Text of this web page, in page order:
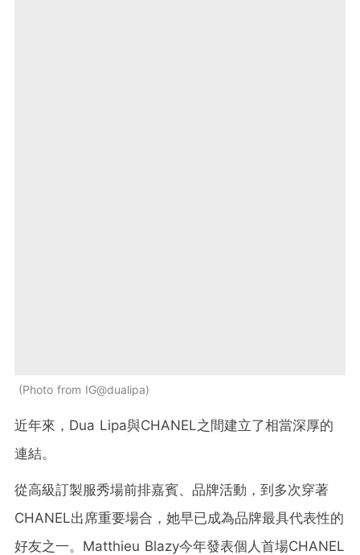
Photo from IG@dualipa
近年來，Dua Lipa與CHANEL之間建立了相當深厚的
連結。
從高級訂製服秀場前排嘉賓、品牌活動，到多次穿著
CHANEL出席重要場合，她早已成為品牌最具代表性的
好友之一。Matthieu Blazy今年發表個人首場CHANEL